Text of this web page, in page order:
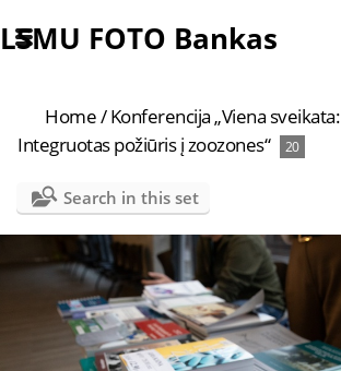
LSMU FOTO Bankas
Home/Konferencija „Viena sveikata:
Integruotas požiūris į zoozones“
20
Search in this set